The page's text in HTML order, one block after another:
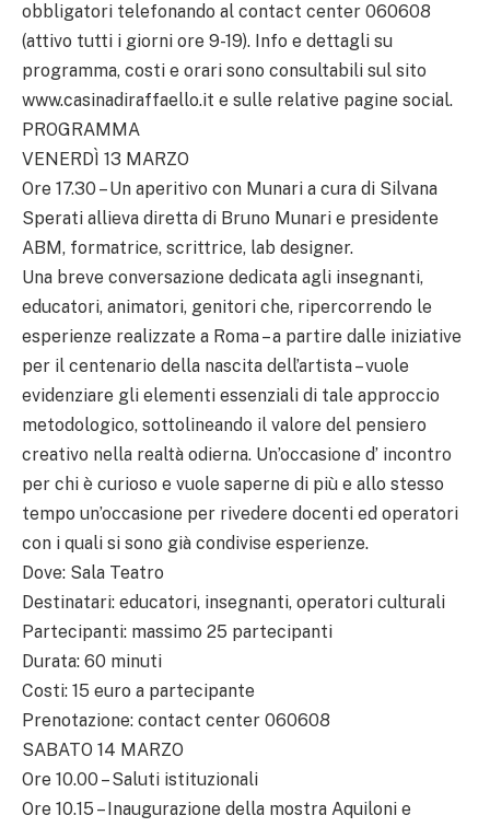
obbligatori telefonando al contact center 060608
(attivo tutti i giorni ore 9-19). Info e dettagli su
programma, costi e orari sono consultabili sul sito
www.casinadiraffaello.it e sulle relative pagine social.
PROGRAMMA
VENERDÌ 13 MARZO
Ore 17.30 – Un aperitivo con Munari a cura di Silvana
Sperati allieva diretta di Bruno Munari e presidente
ABM, formatrice, scrittrice, lab designer.
Una breve conversazione dedicata agli insegnanti,
educatori, animatori, genitori che, ripercorrendo le
esperienze realizzate a Roma – a partire dalle iniziative
per il centenario della nascita dell’artista – vuole
evidenziare gli elementi essenziali di tale approccio
metodologico, sottolineando il valore del pensiero
creativo nella realtà odierna. Un’occasione d’ incontro
per chi è curioso e vuole saperne di più e allo stesso
tempo un’occasione per rivedere docenti ed operatori
con i quali si sono già condivise esperienze.
Dove: Sala Teatro
Destinatari: educatori, insegnanti, operatori culturali
Partecipanti: massimo 25 partecipanti
Durata: 60 minuti
Costi: 15 euro a partecipante
Prenotazione: contact center 060608
SABATO 14 MARZO
Ore 10.00 – Saluti istituzionali
Ore 10.15 – Inaugurazione della mostra Aquiloni e